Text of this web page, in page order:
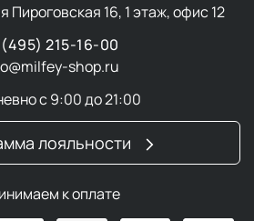
Пироговская 16, 1 этаж, офис 12
(495) 215-16-00
shop.ru
с 9:00 до 21:00
лояльности
к оплате